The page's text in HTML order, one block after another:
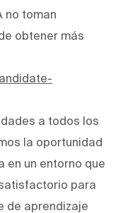
no toman
obtener más
a todos los
la oportunidad
en un entorno que
para
de aprendizaje